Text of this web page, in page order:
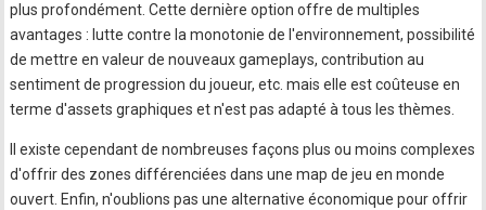
plus profondément. Cette dernière option offre de multiples
avantages : lutte contre la monotonie de l'environnement, possibilité
de mettre en valeur de nouveaux gameplays, contribution au
sentiment de progression du joueur, etc. mais elle est coûteuse en
terme d'assets graphiques et n'est pas adapté à tous les thèmes.
Il existe cependant de nombreuses façons plus ou moins complexes
d'offrir des zones différenciées dans une map de jeu en monde
ouvert. Enfin, n'oublions pas une alternative économique pour offrir